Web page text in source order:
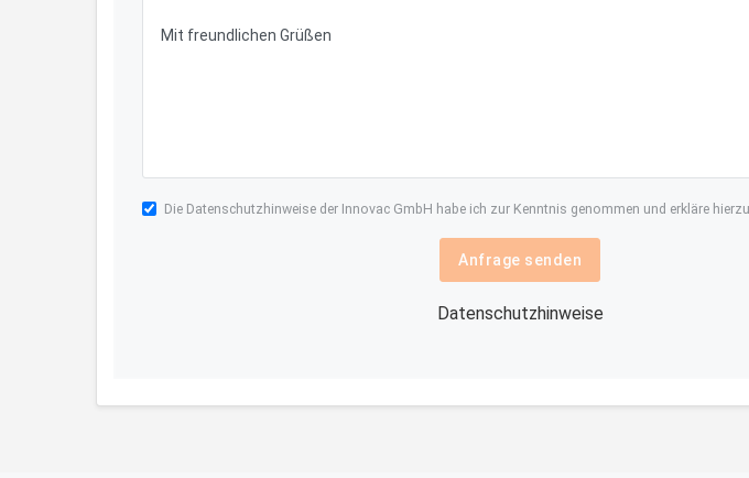
Die Datenschutzhinweise der Innovac GmbH habe ich zur Kenntnis genommen und erkläre
Anfrage senden
Datenschutzhinweise